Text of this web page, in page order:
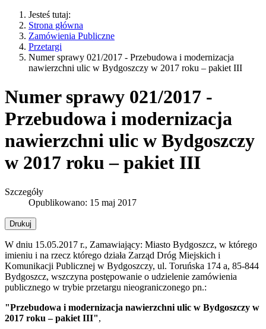
Jesteś tutaj:
Strona główna
Zamówienia Publiczne
Przetargi
Numer sprawy 021/2017 - Przebudowa i modernizacja
nawierzchni ulic w Bydgoszczy w 2017 roku – pakiet III
Numer sprawy 021/2017 -
Przebudowa i modernizacja
nawierzchni ulic w Bydgoszczy
w 2017 roku – pakiet III
Szczegóły
Opublikowano: 15 maj 2017
Drukuj
W dniu 15.05.2017 r., Zamawiający: Miasto Bydgoszcz, w którego
imieniu i na rzecz którego działa Zarząd Dróg Miejskich i
Komunikacji Publicznej w Bydgoszczy, ul. Toruńska 174 a, 85-844
Bydgoszcz, wszczyna postępowanie o udzielenie zamówienia
publicznego w trybie przetargu nieograniczonego pn.:
"Przebudowa i modernizacja nawierzchni ulic w Bydgoszczy w
2017 roku – pakiet III",